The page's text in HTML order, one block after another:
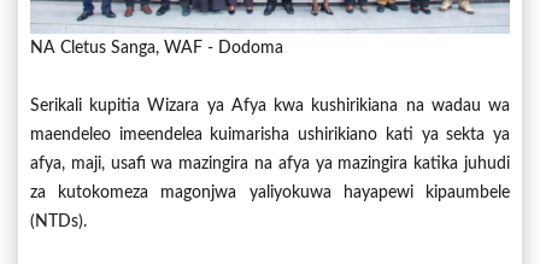
NA Cletus Sanga, WAF - Dodoma
Serikali kupitia Wizara ya Afya kwa kushirikiana na wadau wa
maendeleo imeendelea kuimarisha ushirikiano kati ya sekta ya
afya, maji, usafi wa mazingira na afya ya mazingira katika juhudi
za kutokomeza magonjwa yaliyokuwa hayapewi kipaumbele
(NTDs).